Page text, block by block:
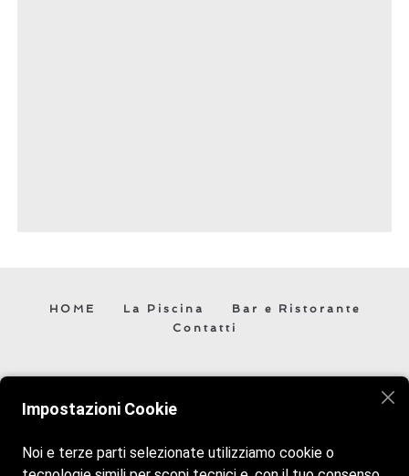
HOME La Piscina
Bar e Ristorante
Contatti
Veniteci a trovare vi aspettiamo! Siamo aperti tutti i giorni
dalle 10:00 alle 19:00. Mentre il bar ristorante è aperto
Impostazioni Cookie
Noi e terze parti selezionate utilizziamo cookie o